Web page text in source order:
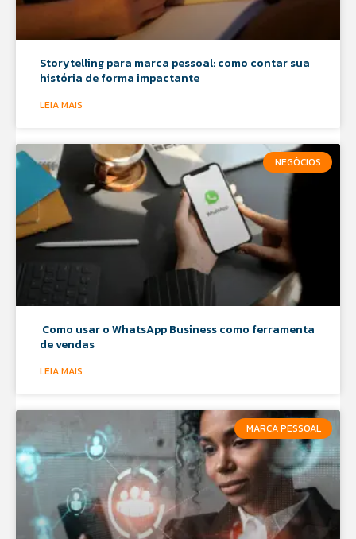
Storytelling para marca pessoal: como contar sua
história de forma impactante
LEIA MAIS
NEGÓCIOS
Como usar o WhatsApp Business como ferramenta
de vendas
LEIA MAIS
MARCA PESSOAL